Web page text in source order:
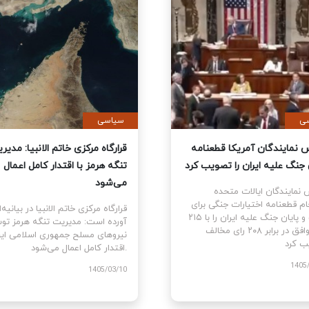
نمایندگان آمریکا قطعنامه
جنگ علیه ایران را تصویب کرد
نمایندگان ایالات متحده
قطعنامه اختیارات جنگی برای
توقف و پایان جنگ علیه ایران را با ۲۱۵
رای موافق در برابر ۲۰۸ رای مخالف
1405/
سیاسی
قرارگاه مرکزی خاتم الانبیا:
تنگه هرمز با اقتدار کامل اعمال
می‌شود
قرارگاه مرکزی خاتم الانبیا در
آورده است: مدیریت تنگه هرمز
نیروهای مسلح جمهوری اسلامی
اقتدار کامل اعمال می‌شود.
1405/03/10